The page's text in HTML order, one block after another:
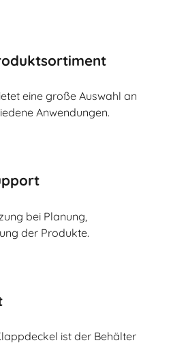
eine große Auswahl an
Anwendungen.
bei Planung,
der Produkte.
ist der Behälter